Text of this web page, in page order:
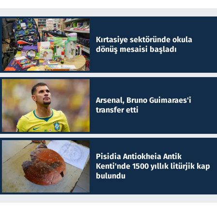
Kırtasiye sektöründe okula
dönüş mesaisi başladı
Arsenal, Bruno Guimaraes'i
transfer etti
Pisidia Antiokheia Antik
Kenti'nde 1500 yıllık litürjik kap
bulundu